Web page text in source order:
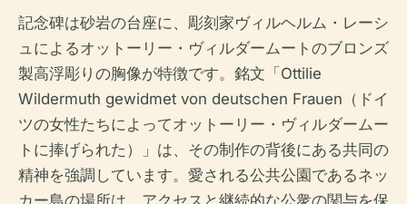
記念碑は砂岩の台座に、彫刻家ヴィルヘルム・レーシ
ュによるオットーリー・ヴィルダームートのブロンズ
製高浮彫りの胸像が特徴です。銘文「Ottilie
Wildermuth gewidmet von deutschen Frauen（ドイ
ツの女性たちによってオットーリー・ヴィルダームー
トに捧げられた）」は、その制作の背後にある共同の
精神を強調しています。愛される公共公園であるネッ
カー島の場所は、アクセスと継続的な公衆の関与を保